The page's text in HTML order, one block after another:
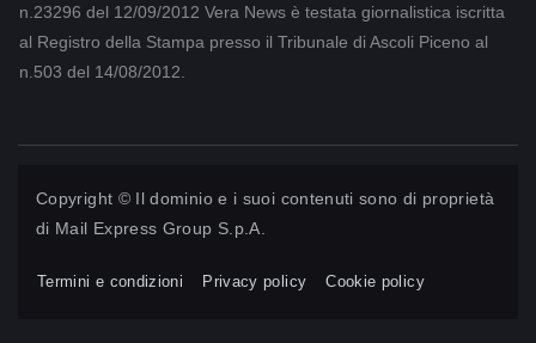
n.23296 del 12/09/2012 Vera News è testata giornalistica iscritta
al Registro della Stampa presso il Tribunale di Ascoli Piceno al
n.503 del 14/08/2012.
Copyright © Il dominio e i suoi contenuti sono di proprietà
di Mail Express Group S.p.A.
Termini e condizioni Privacy policy Cookie policy